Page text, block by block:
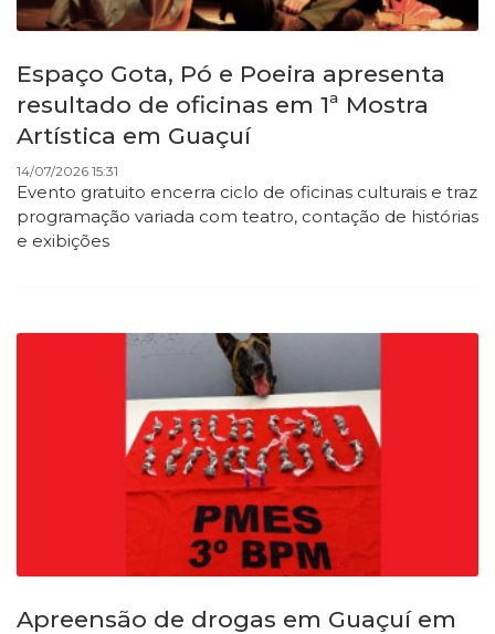
Espaço Gota, Pó e Poeira apresenta
resultado de oficinas em 1ª Mostra
Artística em Guaçuí
14/07/2026 15:31
Evento gratuito encerra ciclo de oficinas culturais e traz
programação variada com teatro, contação de histórias
e exibições
Apreensão de drogas em Guaçuí em